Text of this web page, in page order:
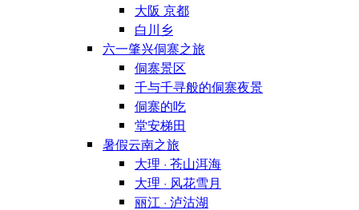
大阪 京都
白川乡
六一肇兴侗寨之旅
侗寨景区
千与千寻般的侗寨夜景
侗寨的吃
堂安梯田
暑假云南之旅
大理 · 苍山洱海
大理 · 风花雪月
丽江 · 泸沽湖